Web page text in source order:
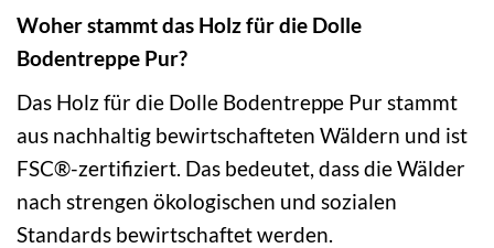
Woher stammt das Holz für die Dolle
Bodentreppe Pur?
Das Holz für die Dolle Bodentreppe Pur stammt
aus nachhaltig bewirtschafteten Wäldern und ist
FSC®-zertifiziert. Das bedeutet, dass die Wälder
nach strengen ökologischen und sozialen
Standards bewirtschaftet werden.